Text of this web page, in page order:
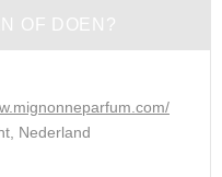
OF DOEN?
Nederland